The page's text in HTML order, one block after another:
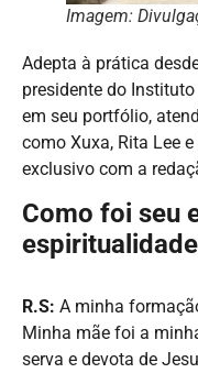
Imagem:
Adepta à prática
presidente do
em seu portfólio,
como Xuxa, Rita Lee
exclusivo com a
Como foi seu
R.S: A minha
Minha mãe foi a
serva e devota de